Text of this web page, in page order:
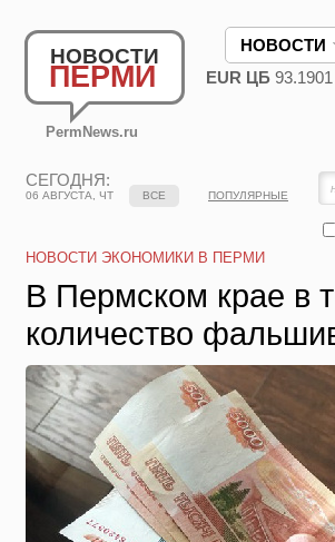
НОВОСТИ
ПЕРМИ
PermNews.ru
НОВОСТИ
EUR ЦБ 93.1901
СЕГОДНЯ:
06 АВГУСТА, ЧТ ВСЕ ПОПУЛЯРНЫЕ
НОВОСТИ ЭКОНОМИКИ В ПЕРМИ
В Пермском крае в
количество